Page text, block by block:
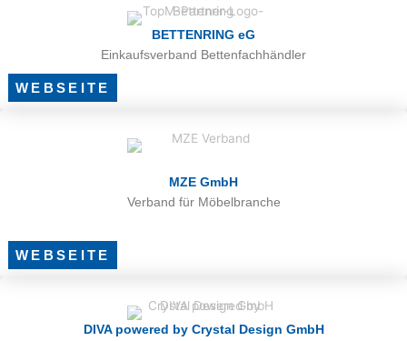
BETTENRING eG
Einkaufsverband Bettenfachhändler
WEBSEITE
MZE GmbH
Verband für Möbelbranche
WEBSEITE
DIVA powered by Crystal Design GmbH